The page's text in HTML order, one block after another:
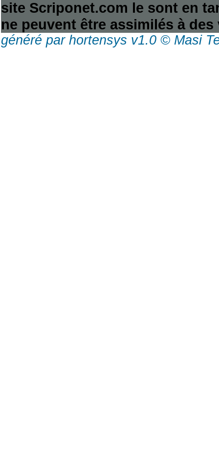
site Scriponet.com le sont en
ne peuvent être assimilés à
généré par hortensys v1.0 © Masi